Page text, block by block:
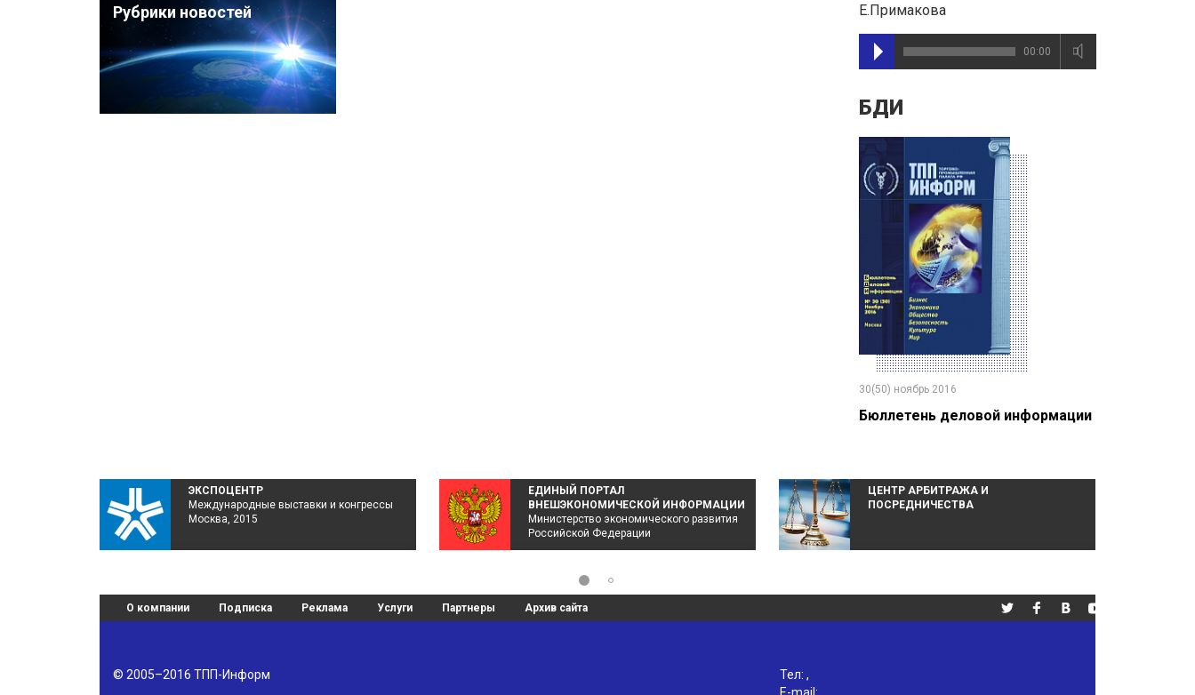
Рубрики новостей
Е.Примакова
00:00
БДИ
30(50) ноябрь 2016
Бюллетень деловой информации
ЭКСПОЦЕНТР
Международные выставки и конгрессы
Москва, 2015
ЕДИНЫЙ ПОРТАЛ
ВНЕШЭКОНОМИЧЕСКОЙ ИНФОРМАЦИИ
Министерство экономического развития
Российской Федерации
ЦЕНТР АРБИТРАЖА И
ПОСРЕДНИЧЕСТВА
О компании Подписка Реклама Услуги Партнеры Архив сайта
© 2005–2016 ТПП-Информ Тел: ,